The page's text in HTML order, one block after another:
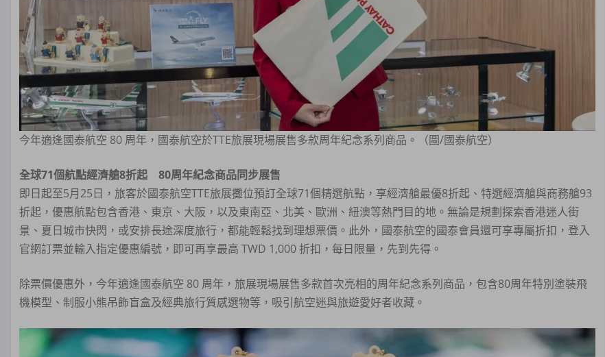
今年適逢國泰航空 80 周年，國泰航空於TTE旅展現場展售多款周年紀念系列商品。（圖/國泰航空）
全球71個航點經濟艙8折起 80周年紀念商品同步展售
即日起至5月25日，旅客於國泰航空TTE旅展攤位預訂全球71個精選航點，享經濟艙最優8折起、特選經濟艙與商務艙93
折起，優惠航點包含香港、東京、大阪，以及東南亞、北美、歐洲、紐澳等熱門目的地。無論是規劃探索香港迷人街
景、夏日城市快閃，或安排長途深度旅行，都能輕鬆找到理想票價。此外，國泰航空的國泰會員還可享專屬折扣，登入
官網訂票並輸入指定優惠編號，即可再享最高 TWD 1,000 折扣，每日限量，先到先得。
除票價優惠外，今年適逢國泰航空 80 周年，旅展現場展售多款首次亮相的周年紀念系列商品，包含80周年特別塗裝飛
機模型、制服小熊吊飾盲盒及經典旅行質感選物等，吸引航空迷與旅遊愛好者收藏。